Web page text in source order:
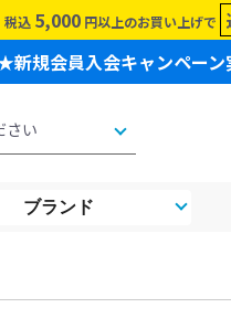
税込 5,000 円以上のお買い上げで
新規会員入会キャンペー
ブランド